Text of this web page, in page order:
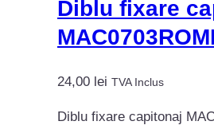
Diblu fixare
24,00 lei TVA Inclus
Diblu fixare capitonaj